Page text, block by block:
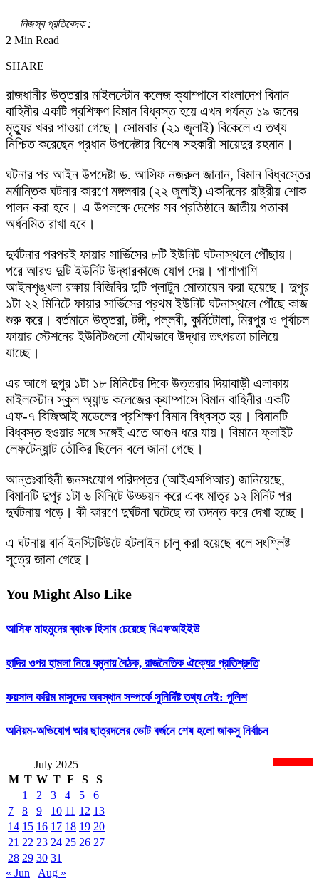
নিজস্ব প্রতিবেদক :
2 Min Read
SHARE
রাজধানীর উত্তরার মাইলস্টোন কলেজ ক্যাম্পাসে বাংলাদেশ বিমান
বাহিনীর একটি প্রশিক্ষণ বিমান বিধ্বস্ত হয়ে এখন পর্যন্ত ১৯ জনের
মৃত্যুর খবর পাওয়া গেছে। সোমবার (২১ জুলাই) বিকেলে এ তথ্য
নিশ্চিত করেছেন প্রধান উপদেষ্টার বিশেষ সহকারী সায়েদুর রহমান।
ঘটনার পর আইন উপদেষ্টা ড. আসিফ নজরুল জানান, বিমান বিধ্বস্তের
মর্মান্তিক ঘটনার কারণে মঙ্গলবার (২২ জুলাই) একদিনের রাষ্ট্রীয় শোক
পালন করা হবে। এ উপলক্ষে দেশের সব প্রতিষ্ঠানে জাতীয় পতাকা
অর্ধনমিত রাখা হবে।
দুর্ঘটনার পরপরই ফায়ার সার্ভিসের ৮টি ইউনিট ঘটনাস্থলে পৌঁছায়।
পরে আরও দুটি ইউনিট উদ্ধারকাজে যোগ দেয়। পাশাপাশি
আইনশৃঙ্খলা রক্ষায় বিজিবির দুটি প্লাটুন মোতায়েন করা হয়েছে। দুপুর
১টা ২২ মিনিটে ফায়ার সার্ভিসের প্রথম ইউনিট ঘটনাস্থলে পৌঁছে কাজ
শুরু করে। বর্তমানে উত্তরা, টঙ্গী, পল্লবী, কুর্মিটোলা, মিরপুর ও পূর্বাচল
ফায়ার স্টেশনের ইউনিটগুলো যৌথভাবে উদ্ধার তৎপরতা চালিয়ে
যাচ্ছে।
এর আগে দুপুর ১টা ১৮ মিনিটের দিকে উত্তরার দিয়াবাড়ী এলাকায়
মাইলস্টোন স্কুল অ্যান্ড কলেজের ক্যাম্পাসে বিমান বাহিনীর একটি
এফ-৭ বিজিআই মডেলের প্রশিক্ষণ বিমান বিধ্বস্ত হয়। বিমানটি
বিধ্বস্ত হওয়ার সঙ্গে সঙ্গেই এতে আগুন ধরে যায়। বিমানে ফ্লাইট
লেফটেন্যান্ট তৌকির ছিলেন বলে জানা গেছে।
আন্তঃবাহিনী জনসংযোগ পরিদপ্তর (আইএসপিআর) জানিয়েছে,
বিমানটি দুপুর ১টা ৬ মিনিটে উড্ডয়ন করে এবং মাত্র ১২ মিনিট পর
দুর্ঘটনায় পড়ে। কী কারণে দুর্ঘটনা ঘটেছে তা তদন্ত করে দেখা হচ্ছে।
এ ঘটনায় বার্ন ইনস্টিটিউটে হটলাইন চালু করা হয়েছে বলে সংশ্লিষ্ট
সূত্রে জানা গেছে।
You Might Also Like
আসিফ মাহমুদের ব্যাংক হিসাব চেয়েছে বিএফআইইউ
হাদির ওপর হামলা নিয়ে যমুনায় বৈঠক, রাজনৈতিক ঐক্যের প্রতিশ্রুতি
ফয়সাল করিম মাসুদের অবস্থান সম্পর্কে সুনির্দিষ্ট তথ্য নেই: পুলিশ
অনিয়ম-অভিযোগ আর ছাত্রদলের ভোট বর্জনে শেষ হলো জাকসু নির্বাচন
July 2025
M T W T F S
S
1
2 3 4 5
6
7
8 9 10 11 12 13
14 15 16 17 18 19 20
21 22 23 24 25 26 27
28 29 30 31
« Jun
Aug »